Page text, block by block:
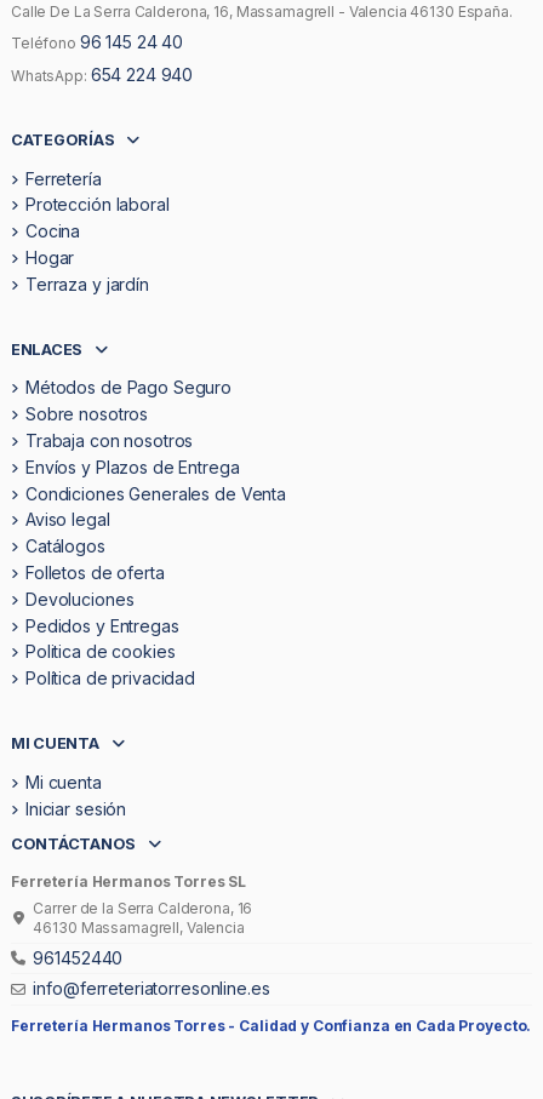
Calle De La Serra Calderona, 16, Massamagrell - Valencia 46130 España.
Teléfono 96 145 24 40
WhatsApp: 654 224 940
CATEGORÍAS
Ferretería
Protección laboral
Cocina
Hogar
Terraza y jardín
ENLACES
Métodos de Pago Seguro
Sobre nosotros
Trabaja con nosotros
Envíos y Plazos de Entrega
Condiciones Generales de Venta
Aviso legal
Catálogos
Folletos de oferta
Devoluciones
Pedidos y Entregas
Politica de cookies
Política de privacidad
MI CUENTA
Mi cuenta
Iniciar sesión
CONTÁCTANOS
Ferretería Hermanos Torres SL
Carrer de la Serra Calderona, 16
46130 Massamagrell, Valencia
961452440
info@ferreteriatorresonline.es
Ferretería Hermanos Torres - Calidad y Confianza en Cada Proyecto.